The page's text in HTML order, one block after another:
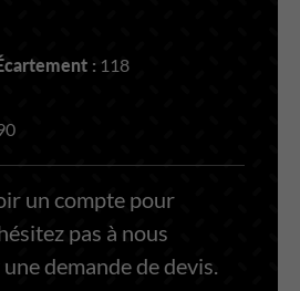
: 118
un compte pour
pas à nous
demande de devis.